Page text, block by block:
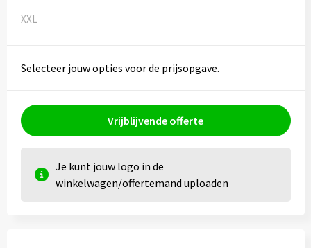
XXL
Selecteer jouw opties voor de prijsopgave.
Vrijblijvende offerte
Je kunt jouw logo in de
winkelwagen/offertemand uploaden